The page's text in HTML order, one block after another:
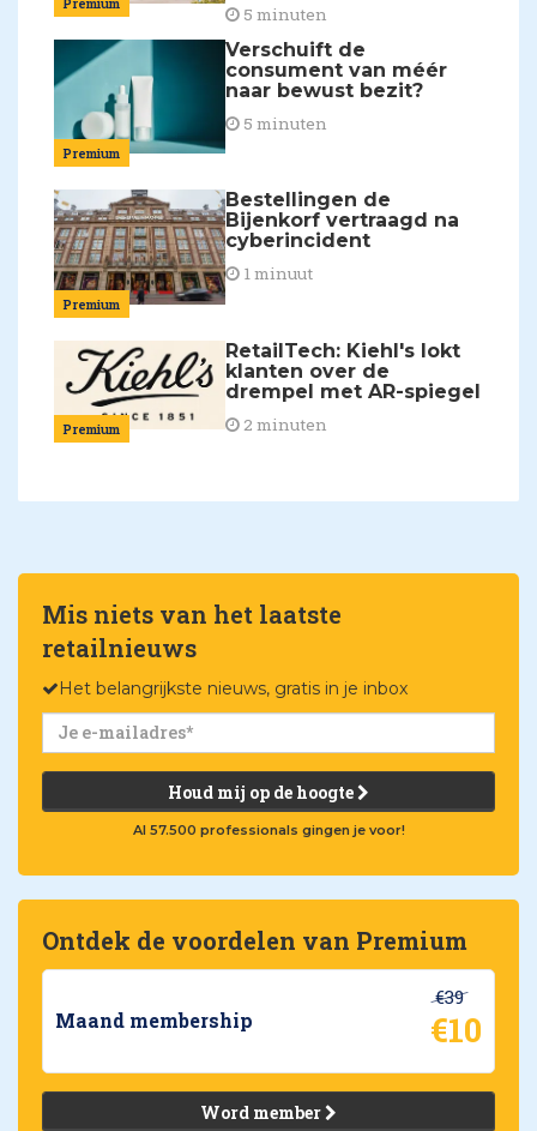
5 minuten
Premium
Verschuift de
consument van méér
naar bewust bezit?
5 minuten
Premium
Bestellingen de
Bijenkorf vertraagd na
cyberincident
1 minuut
Premium
RetailTech: Kiehl's lokt
klanten over de
drempel met AR-spiegel
2 minuten
Mis niets van het laatste
retailnieuws
Het belangrijkste nieuws, gratis in je inbox
Houd mij op de hoogte
Al 57.500 professionals gingen je voor!
Ontdek de voordelen van Premium
Maand membership
€39
€10
Word member